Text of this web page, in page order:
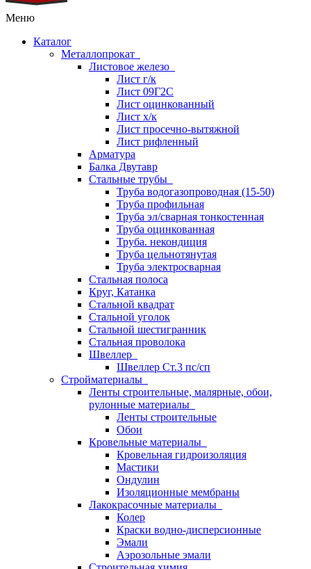
Меню
Каталог
Металлопрокат
Листовое железо
Лист г/к
Лист 09Г2С
Лист оцинкованный
Лист х/к
Лист просечно-вытяжной
Лист рифленный
Арматура
Балка Двутавр
Стальные трубы
Труба водогазопроводная (15-50)
Труба профильная
Труба эл/сварная тонкостенная
Труба оцинкованная
Труба. некондиция
Труба цельнотянутая
Труба электросварная
Стальная полоса
Круг, Катанка
Стальной квадрат
Стальной уголок
Стальной шестигранник
Стальная проволока
Швеллер
Швеллер Ст.3 пс/сп
Стройматериалы
Ленты строительные, малярные, обои,
рулонные материалы
Ленты строительные
Обои
Кровельные материалы
Кровельная гидроизоляция
Мастики
Ондулин
Изоляционные мембраны
Лакокрасочные материалы
Колер
Краски водно-дисперсионные
Эмали
Аэрозольные эмали